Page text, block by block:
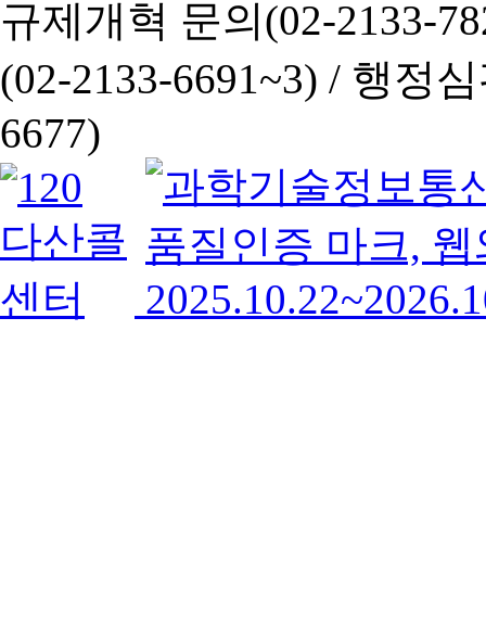
규제개혁 문의(02-2133-
(02-2133-6691~3) / 행정심
6677)